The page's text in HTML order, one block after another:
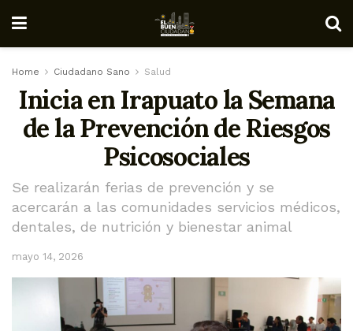
Home Ciudadano Sano Salud
Inicia en Irapuato la Semana
de la Prevención de Riesgos
Psicosociales
Se realizarán ferias de prevención y se
acercarán a las comunidades servicios médicos,
dentales, de nutrición y bienestar animal
mayo 14, 2026